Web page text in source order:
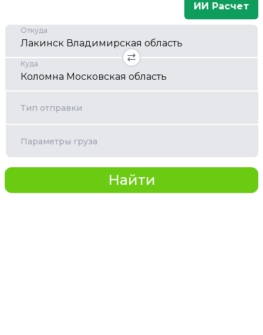
ИИ Расчет
Откуда
Куда
Тип отправки
Параметры груза
Найти